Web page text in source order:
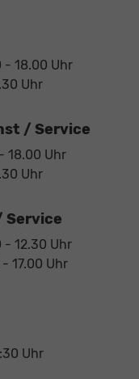
- 18.00 Uhr
Uhr
/ Service
18.00 Uhr
Uhr
- 12.30 Uhr
17.00 Uhr
Uhr